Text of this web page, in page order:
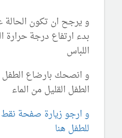
و يرجح ان تكون
بدء ارتفاع درجة حرارة
اللباس
و انصحك بارضاع الطفل
الطفل القليل من الماء
و ارجو زيارة صفحة
للطفل هنا